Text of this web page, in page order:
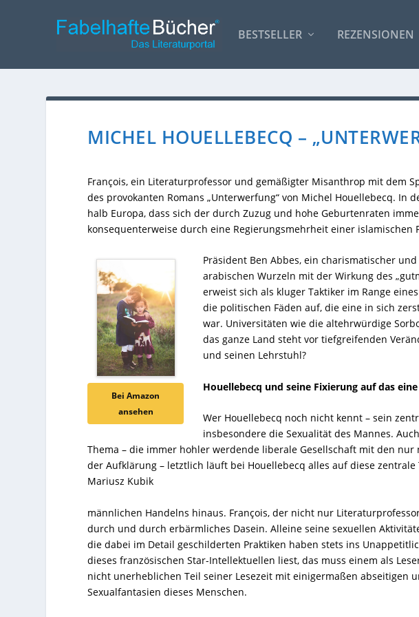
BESTSELLER REZENSIONEN
MICHEL HOUELLEBECQ –
François, ein Literaturprofessor und gemäßigter Misanthrop mit dem
des provokanten Romans „Unterwerfung“ von Michel Houellebecq. In
halb Europa, dass sich der durch Zuzug und hohe Geburtenraten
konsequenterweise durch eine Regierungsmehrheit einer islamischen
Bei Amazon
ansehen
Präsident Ben Abbes, ein charismatischer
arabischen Wurzeln mit der Wirkung des
erweist sich als kluger Taktiker im Range
die politischen Fäden auf, die eine in sich
war. Universitäten wie die altehrwürdige
das ganze Land steht vor tiefgreifenden
und seinen Lehrstuhl?
Houellebecq und seine Fixierung auf das
Wer Houellebecq noch nicht kennt – sein
insbesondere die Sexualität des Mannes.
Thema – die immer hohler werdende liberale Gesellschaft mit den
der Aufklärung – letztlich läuft bei Houellebecq alles auf diese
Mariusz Kubik
männlichen Handelns hinaus. François, der nicht nur
durch und durch erbärmliches Dasein. Alleine seine sexuellen
die dabei im Detail geschilderten Praktiken haben stets ins
dieses französischen Star-Intellektuellen liest, das muss einem als
nicht unerheblichen Teil seiner Lesezeit mit einigermaßen abseitigen
Sexualfantasien dieses Menschen.